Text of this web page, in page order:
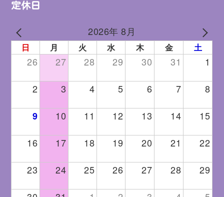
定休日
2026年 8月
日 月 火 水 木 金 土
26 27 28 29 30 31 1
2 3 4 5 6 7 8
9 10 11 12 13 14 15
16 17 18 19 20 21 22
23 24 25 26 27 28 29